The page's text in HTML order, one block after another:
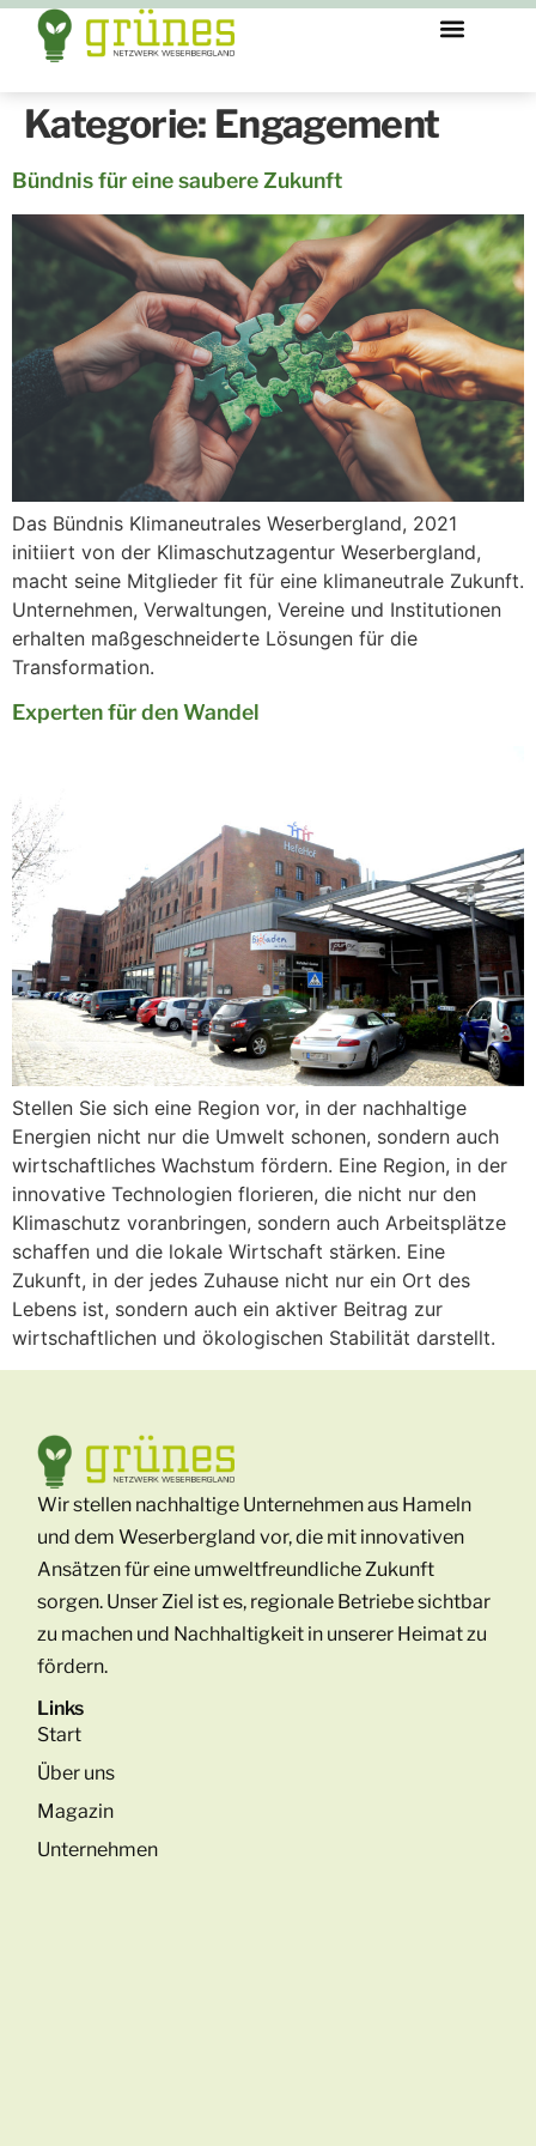
Kategorie: Engagement
Bündnis für eine saubere Zukunft
Das Bündnis Klimaneutrales Weserbergland, 2021
initiiert von der Klimaschutzagentur Weserbergland,
macht seine Mitglieder fit für eine klimaneutrale Zukunft.
Unternehmen, Verwaltungen, Vereine und Institutionen
erhalten maßgeschneiderte Lösungen für die
Transformation.
Experten für den Wandel
Stellen Sie sich eine Region vor, in der nachhaltige
Energien nicht nur die Umwelt schonen, sondern auch
wirtschaftliches Wachstum fördern. Eine Region, in der
innovative Technologien florieren, die nicht nur den
Klimaschutz voranbringen, sondern auch Arbeitsplätze
schaffen und die lokale Wirtschaft stärken. Eine
Zukunft, in der jedes Zuhause nicht nur ein Ort des
Lebens ist, sondern auch ein aktiver Beitrag zur
wirtschaftlichen und ökologischen Stabilität darstellt.
Wir stellen nachhaltige Unternehmen aus Hameln
und dem Weserbergland vor, die mit innovativen
Ansätzen für eine umweltfreundliche Zukunft
sorgen. Unser Ziel ist es, regionale Betriebe sichtbar
zu machen und Nachhaltigkeit in unserer Heimat zu
fördern.
Links
Start
Über uns
Magazin
Unternehmen